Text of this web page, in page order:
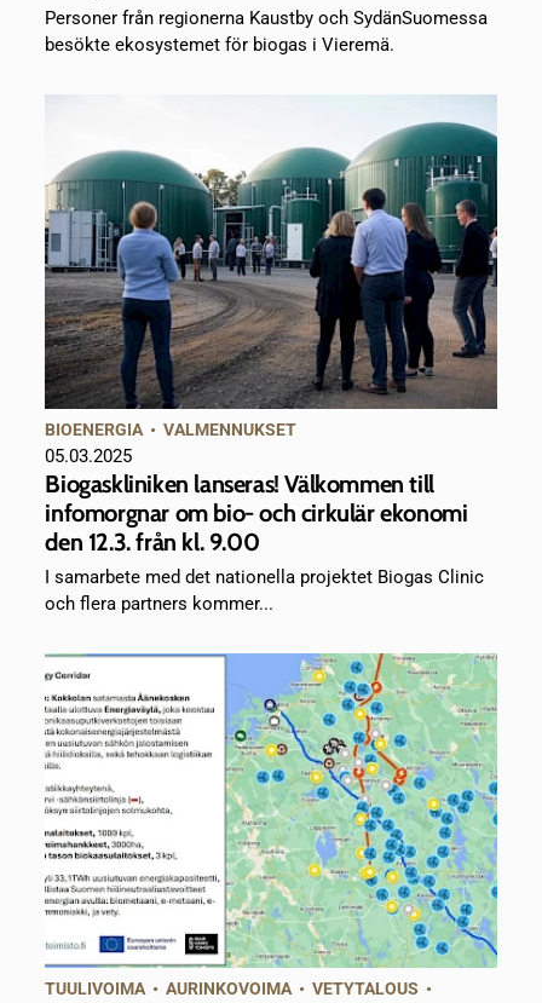
Personer från regionerna Kaustby och SydänSuomessa
besökte ekosystemet för biogas i Vieremä.
BIOENERGIA •VALMENNUKSET
05.03.2025
Biogaskliniken lanseras! Välkommen till
infomorgnar om bio- och cirkulär ekonomi
den 12.3. från kl. 9.00
I samarbete med det nationella projektet Biogas Clinic
och flera partners kommer...
TUULIVOIMA •AURINKOVOIMA •VETYTALOUS •